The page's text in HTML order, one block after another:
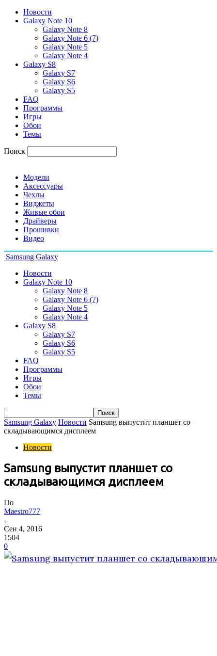
Новости
Galaxy Note 10
Galaxy Note 8
Galaxy Note 6 (7)
Galaxy Note 5
Galaxy Note 4
Galaxy S8
Galaxy S7
Galaxy S6
Galaxy S5
FAQ
Программы
Игры
Обои
Темы
Поиск
Модели
Аксессуары
Чехлы
Виджеты
Живые обои
Драйверы
Прошивки
Видео
Samsung Galaxy
Новости
Galaxy Note 10
Galaxy Note 8
Galaxy Note 6 (7)
Galaxy Note 5
Galaxy Note 4
Galaxy S8
Galaxy S7
Galaxy S6
Galaxy S5
FAQ
Программы
Игры
Обои
Темы
Samsung Galaxy Новости Samsung выпустит планшет со
складывающимся дисплеем
Новости
Samsung выпустит планшет со
складывающимся дисплеем
По
Maestro777
-
Сен 4, 2016
1504
0